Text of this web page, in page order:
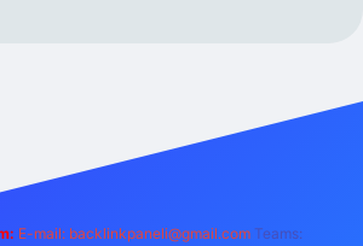
E-mail: backlinkpaneli@gmail.com Teams: